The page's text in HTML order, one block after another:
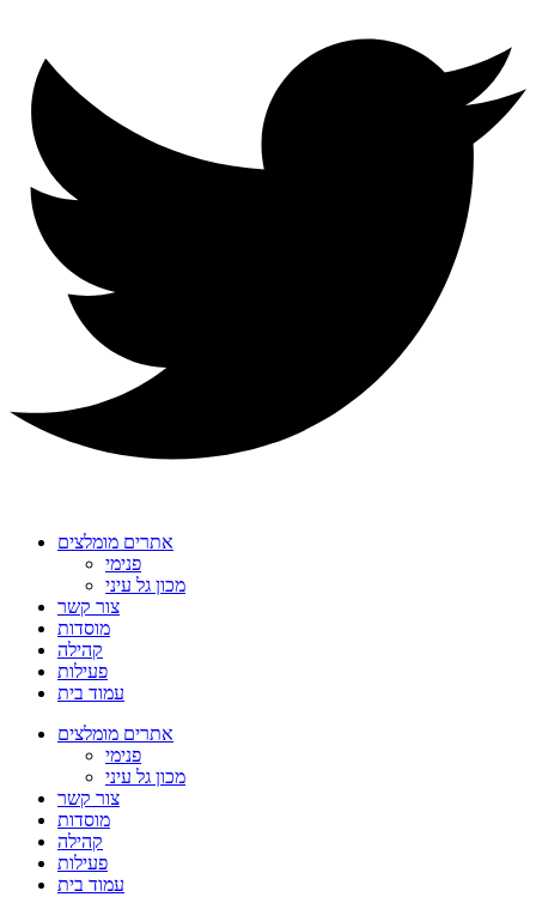
אתרים מומלצים
פנימי
מכון גל עיני
צור קשר
מוסדות
קהילה
פעילות
עמוד בית
אתרים מומלצים
פנימי
מכון גל עיני
צור קשר
מוסדות
קהילה
פעילות
עמוד בית